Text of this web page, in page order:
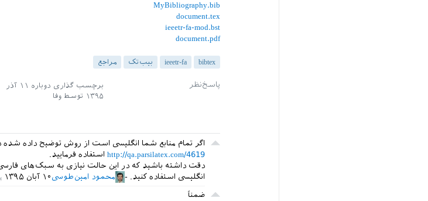
MyBibliography.bib
document.tex
ieeetr-fa-mod.bst
document.pdf
bibtex
ieeetr-fa بیب‌تک مراجع
برچسب گذاری دوباره
۱۱ آذر
۱۳۹۵ توسط وفا
اگر تمام منابع شما انگلیسی است از روش توضیح داده
http://qa.parsilatex.com/4619 استفاده فرمایید.
دقت داشته باشید که در این حالت نیازی به سبک‌های
انگلیسی استفاده کنید.
۱۰ آبان ۱۳۹۵ محمود امین‌طوسی
ضمناً